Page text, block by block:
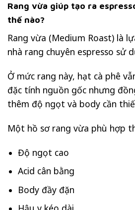
Rang vừa giúp tạo ra
thế nào?
Rang vừa (Medium Roast) là
nhà rang chuyên espresso sử
Ở mức rang này, hạt cà phê
đặc tính nguồn gốc nhưng
thêm độ ngọt và body cần
Một hồ sơ rang vừa phù hợp
Độ ngọt cao
Acid cân bằng
Body đầy đặn